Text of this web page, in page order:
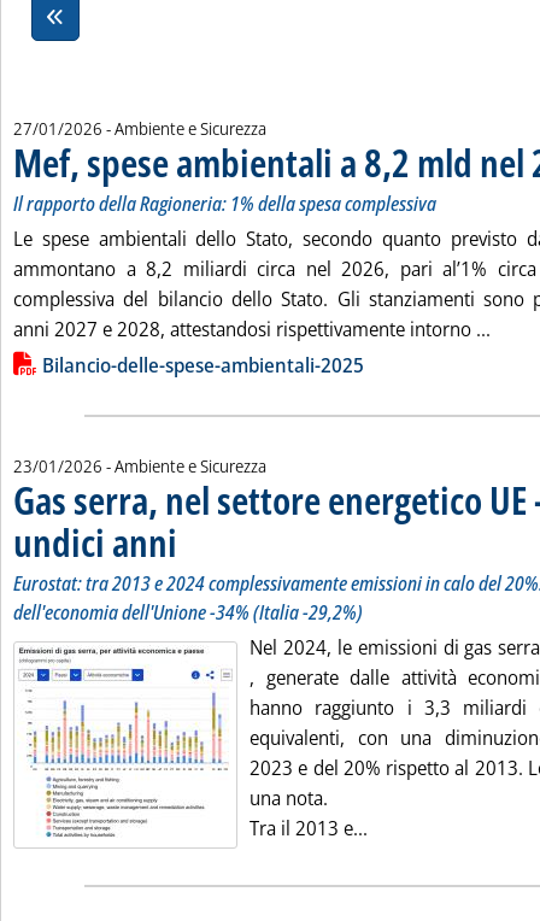
27/01/2026 - Ambiente e Sicurezza
Mef, spese ambientali a 8,2 mld nel
Il rapporto della Ragioneria: 1% della spesa complessiva
Le spese ambientali dello Stato, secondo quanto previsto
ammontano a 8,2 miliardi circa nel 2026, pari al’1%
complessiva del bilancio dello Stato. Gli stanziamenti sono
anni 2027 e 2028, attestandosi rispettivamente intorno ...
Lista allegati PDF alla notizia
Bilancio-delle-spese-ambientali-2025
23/01/2026 - Ambiente e Sicurezza
Gas serra, nel settore energetico
undici anni . Sottotitolo: Eurostat: tra 2013 e 2024 complessivamente
. Pubblicata venerdì 23 gennaio 2026 alle 11.32.
Eurostat: tra 2013 e 2024 complessivamente emissioni in calo del
dell'economia dell'Unione -34% (Italia -29,2%)
Nel 2024, le emissioni di gas
, generate dalle attività
hanno raggiunto i 3,3 miliardi
equivalenti, con una
2023 e del 20% rispetto al 2013.
una nota.
Tra il 2013 e...